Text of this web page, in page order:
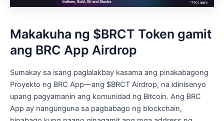
Makakuha ng $BRCT Token gamit
ang BRC App Airdrop
Sumakay sa isang paglalakbay kasama ang pinakabagong
Proyekto ng BRC App—ang $BRCT Airdrop, na idinisenyo
upang pagyamanin ang komunidad ng Bitcoin. Ang BRC
App ay nangunguna sa pagbabago ng blockchain,